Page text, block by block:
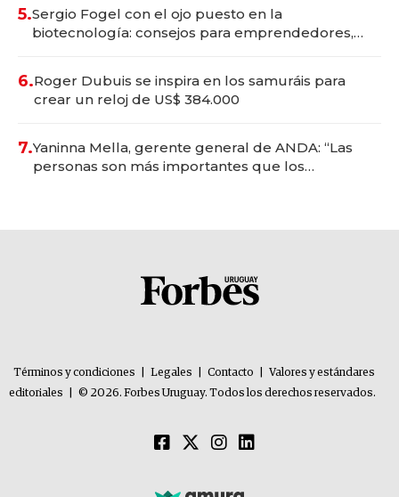
5.Sergio Fogel con el ojo puesto en la
biotecnología: consejos para emprendedores,
6.Roger Dubuis se inspira en los samuráis para
crear un reloj de US$ 384.000
7.Yaninna Mella, gerente general de ANDA: “Las
personas son más importantes que los
Términos y condiciones Legales Contacto
Valores y estándares
editoriales
© 2026. Forbes Uruguay. Todos los derechos reservados.